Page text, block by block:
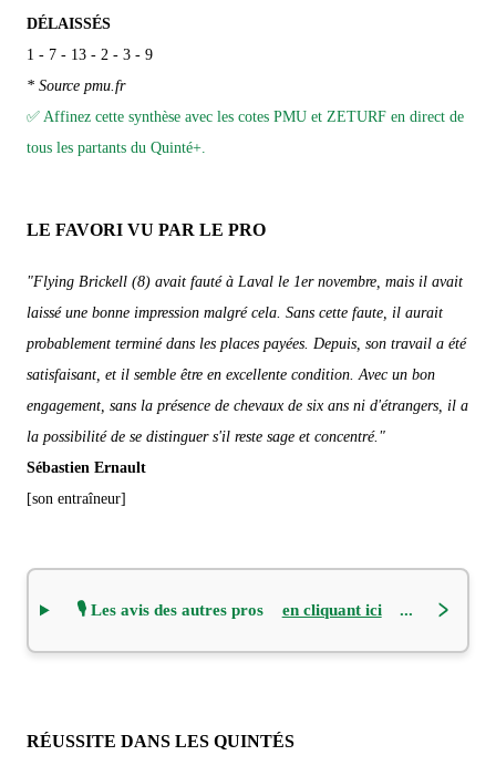
DÉLAISSÉS
1 - 7 - 13 - 2 - 3 - 9
* Source pmu.fr
✅ Affinez cette synthèse avec les cotes PMU et ZETURF en direct de
tous les partants du Quinté+.
LE FAVORI VU PAR LE PRO
"Flying Brickell (8) avait fauté à Laval le 1er novembre, mais il avait
laissé une bonne impression malgré cela. Sans cette faute, il aurait
probablement terminé dans les places payées. Depuis, son travail a été
satisfaisant, et il semble être en excellente condition. Avec un bon
engagement, sans la présence de chevaux de six ans ni d'étrangers, il a
la possibilité de se distinguer s'il reste sage et concentré."
Sébastien Ernault
[son entraîneur]
🎙️ Les avis des autres pros en cliquant ici ...
RÉUSSITE DANS LES QUINTÉS